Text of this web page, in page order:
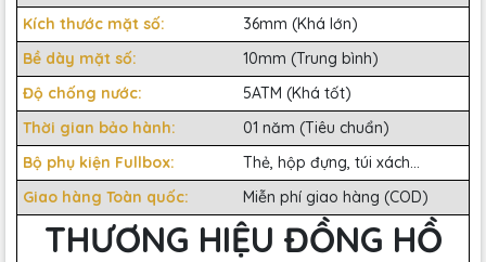
Kích thước mặt số:
36mm (Khá lớn)
Bề dày mặt số:
10mm (Trung bình)
Độ chống nước:
5ATM (Khá tốt)
Thời gian bảo hành:
01 năm (Tiêu chuẩn)
Bộ phụ kiện Fullbox:
Thẻ, hộp đựng, túi xách...
Giao hàng Toàn quốc:
Miễn phí giao hàng (COD)
THƯƠNG HIỆU ĐỒNG HỒ